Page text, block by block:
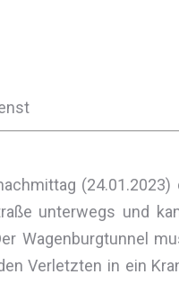
(24.01.2023)
unterwegs und
Wagenburgtunnel
Verletzten in ein